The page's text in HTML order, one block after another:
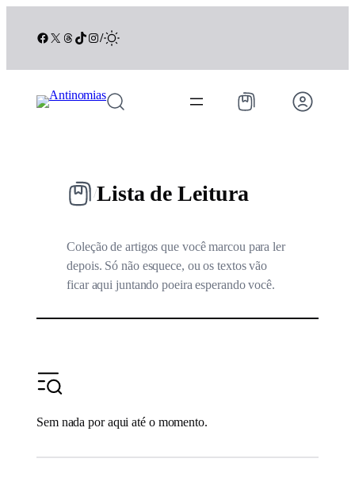
conteúdo
Facebook
X Threads
TikTok
Instagram
/
/Lista de Leitura
Coleção de artigos que você marcou para ler
depois. Só não esquece, ou os textos vão
ficar aqui juntando poeira esperando você.
Sem nada por aqui até o momento.